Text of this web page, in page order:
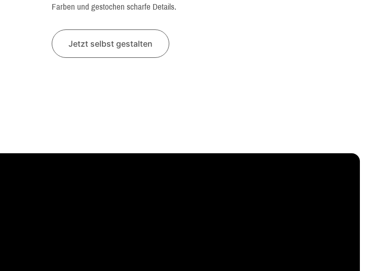
Farben und gestochen scharfe Details.
Jetzt selbst gestalten